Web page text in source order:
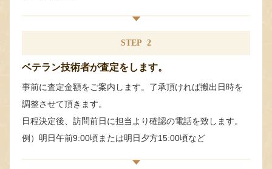
STEP 2
ベテラン技術者が査定をします。
事前に査定金額をご案内します。了承頂ければ搬出日時を
調整させて頂きます。
日程決定後、訪問前日に担当より確認の電話を致します。
例）明日午前9:00頃または明日夕方15:00頃など